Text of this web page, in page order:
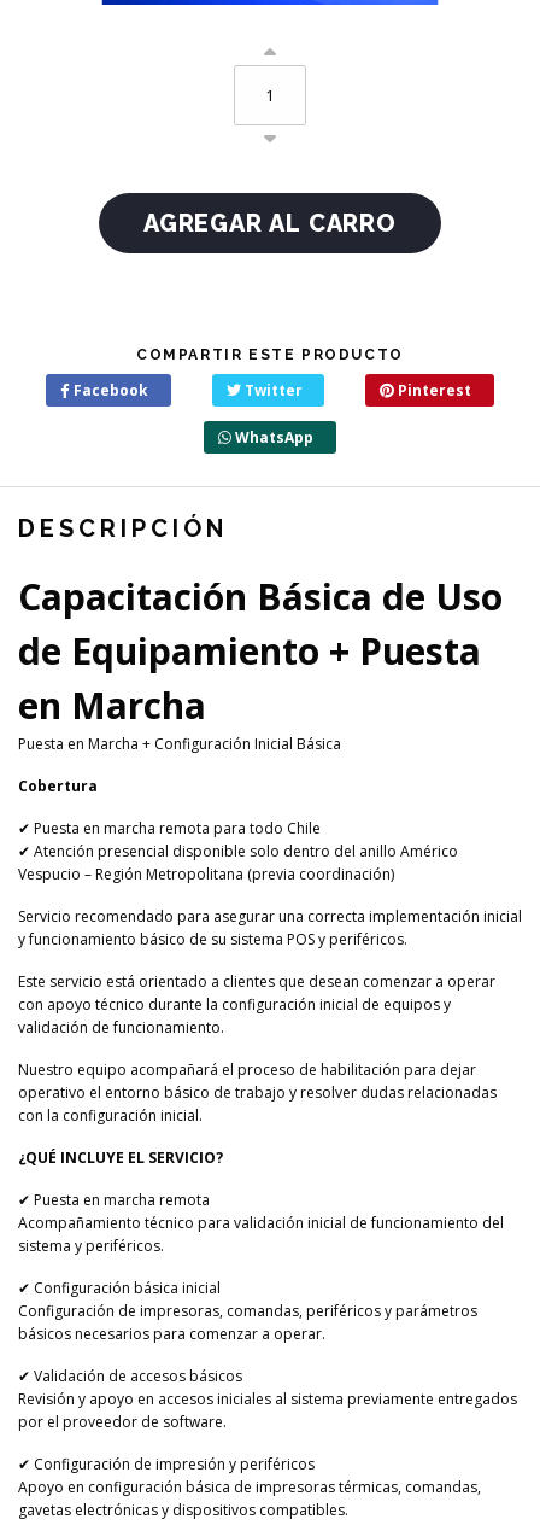
COMPARTIR ESTE PRODUCTO
Facebook Twitter Pinterest
WhatsApp
DESCRIPCIÓN
Capacitación Básica de Uso
de Equipamiento + Puesta
en Marcha
Puesta en Marcha + Configuración Inicial Básica
Cobertura
✔ Puesta en marcha remota para todo Chile
✔ Atención presencial disponible solo dentro del anillo Américo
Vespucio – Región Metropolitana (previa coordinación)
Servicio recomendado para asegurar una correcta implementación inicial
y funcionamiento básico de su sistema POS y periféricos.
Este servicio está orientado a clientes que desean comenzar a operar
con apoyo técnico durante la configuración inicial de equipos y
validación de funcionamiento.
Nuestro equipo acompañará el proceso de habilitación para dejar
operativo el entorno básico de trabajo y resolver dudas relacionadas
con la configuración inicial.
¿QUÉ INCLUYE EL SERVICIO?
✔ Puesta en marcha remota
Acompañamiento técnico para validación inicial de funcionamiento del
sistema y periféricos.
✔ Configuración básica inicial
Configuración de impresoras, comandas, periféricos y parámetros
básicos necesarios para comenzar a operar.
✔ Validación de accesos básicos
Revisión y apoyo en accesos iniciales al sistema previamente entregados
por el proveedor de software.
✔ Configuración de impresión y periféricos
Apoyo en configuración básica de impresoras térmicas, comandas,
gavetas electrónicas y dispositivos compatibles.